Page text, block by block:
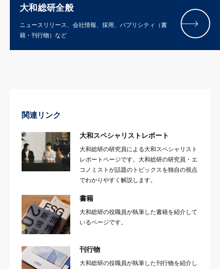
大和総研全般
ニュースリリース、会社情報、採用、パブリシティ（書
籍・刊行物）など
関連リンク
大和スペシャリストレポート
大和総研の研究員による大和スペシャリスト
レポートページです。大和総研の研究員・エ
コノミストが話題のトピックスを独自の視点
でわかりやすく解説します。
書籍
大和総研の役職員が執筆した書籍を紹介して
いるページです。
刊行物
大和総研の役職員が執筆した刊行物を紹介し